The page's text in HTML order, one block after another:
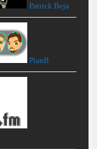
Patrick Beja
PlanB